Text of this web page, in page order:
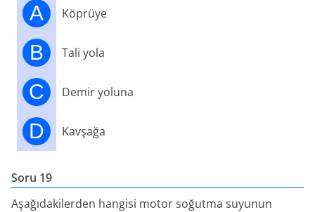
A Köprüye
B Tali yola
C Demir yoluna
D Kavşağa
Soru 19
Aşağıdakilerden hangisi motor soğutma suyunun